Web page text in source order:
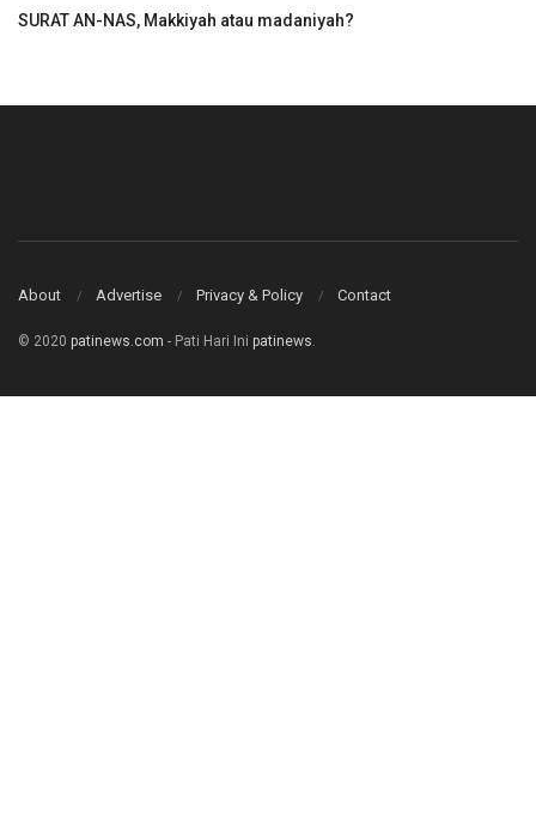
SURAT AN-NAS, Makkiyah atau madaniyah?
About Advertise Privacy & Policy Contact
© 2020 patinews.com - Pati Hari Ini patinews.